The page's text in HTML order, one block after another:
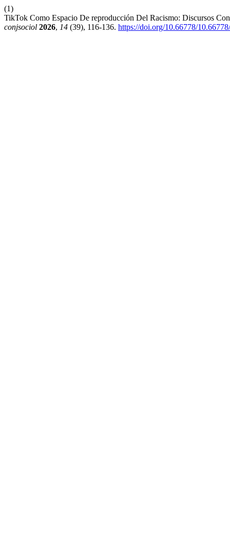
(1)
TikTok Como Espacio De reproducción Del Racismo: Discursos
conjsociol 2026, 14 (39), 116-136. https://doi.org/10.66778/